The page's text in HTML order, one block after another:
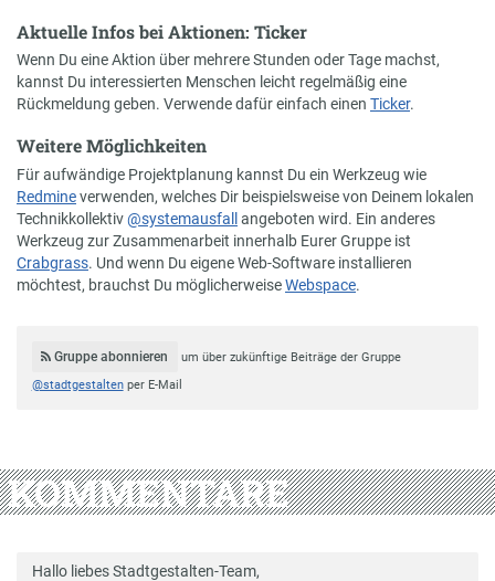
Aktuelle Infos bei Aktionen: Ticker
Wenn Du eine Aktion über mehrere Stunden oder Tage machst,
kannst Du interessierten Menschen leicht regelmäßig eine
Rückmeldung geben. Verwende dafür einfach einen Ticker.
Weitere Möglichkeiten
Für aufwändige Projektplanung kannst Du ein Werkzeug wie
Redmineverwenden, welches Dir beispielsweise von Deinem lokalen
Technikkollektiv@systemausfall
angeboten wird. Ein anderes
Werkzeug zur Zusammenarbeit innerhalb Eurer Gruppe ist
Crabgrass. Und wenn Du eigene Web-Software installieren
möchtest, brauchst Du möglicherweiseWebspace.
Gruppe abonnieren
um über zukünftige Beiträge der Gruppe
@stadtgestaltenper E-Mail
KOMMENTARE
Hallo liebes Stadtgestalten-Team,